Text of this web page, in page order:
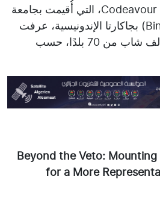
والروبوتات للأطفال Codeavour 7.0، التي أُقيمت بجامعة
بينوس (Binus University) بجاكارتا الإندونيسية، عرفت
مشاركة أكثر من 300 ألف شاب من 70 بلدًا، حسب
Beyond the Veto: Mounting
for a More